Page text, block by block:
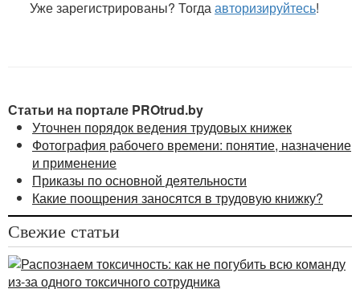
и электронной цифровой подписи»;
ЗакономРеспублики Беларусь от 07.05.2021
№ 99-З «О защите персональных данных»
(далее — Закон № 99-З);
УказомПрезидента Республики Беларусь от
28.10.2021 № 422 «О мерах по
совершенствованию защиты персональных
данных»:
Уже зарегистрированы? Тогдаавторизируйтесь!
Статьи на портале PROtrud.by
Уточнен порядок ведения трудовых книжек
Фотография рабочего времени: понятие, назначение
и применение
Приказы по основной деятельности
Какие поощрения заносятся в трудовую книжку?
Свежие статьи